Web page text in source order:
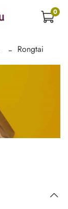
0
Rongtai